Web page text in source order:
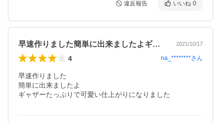
違反報告 いいね 0
早速作りました簡単に出来ましたよギャザ… 2021/10/17
4 na_********さん
早速作りました
簡単に出来ましたよ
ギャザーたっぷりで可愛い仕上がりになりました